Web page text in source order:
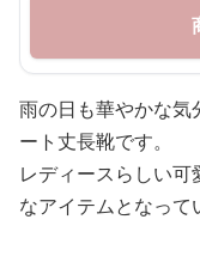
雨の日も華やかな気
ート丈長靴です。
レディースらしい
なアイテムとなって